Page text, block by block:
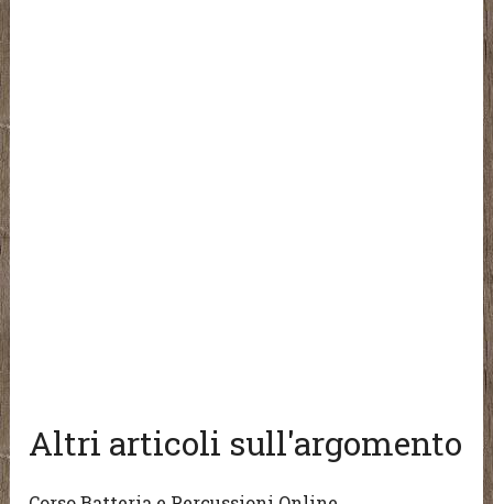
Altri articoli sull'argomento